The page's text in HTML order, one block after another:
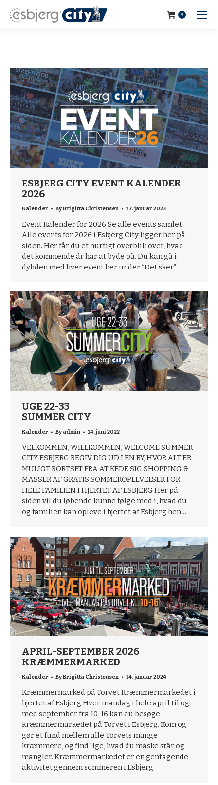
0
ESBJERG CITY EVENT KALENDER
2026
Kalender ByBrigitta Christensen 17. januar 2023
Event Kalender for 2026 Se alle events samlet
Alle events for 2026 i Esbjerg City ligger her på
siden. Her får du et hurtigt overblik over, hvad
det kommende år har at byde på. Du kan gå i
dybden med hver event her under “Det sker”.
UGE 22-33
SUMMER CITY
Kalender Byadmin 14. juni 2022
VELKOMMEN, WILLKOMMEN, WELCOME SUMMER
CITY ESBJERG BEGIV DIG UD I EN BY, HVOR ALT ER
MULIGT BORTSET FRA AT KEDE SIG SHOPPING &
MASSER AF GRATIS SOMMEROPLEVELSER FOR
HELE FAMILIEN I HJERTET AF ESBJERG Her på
siden vil du løbende kunne følge med i, hvad du
og familien kan opleve i hjertet af Esbjerg hen…
APRIL-SEPTEMBER 2026
KRÆMMERMARKED
Kalender ByBrigitta Christensen 14. januar 2024
Kræmmermarked på Torvet Kræmmermarkedet i
hjertet af Esbjerg Hver mandag i hele april til og
med september fra 10-16 kan du besøge
kræmmermarkedet på Torvet i Esbjerg. Kom og
gør et fund mellem alle Torvets mange
kræmmere, og find lige, hvad du måske står og
mangler. Kræmmermarkedet er en gentagende
aktivitet gennem sommeren i Esbjerg.